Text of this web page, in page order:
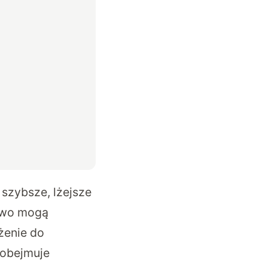
lżejsze
mogą
do